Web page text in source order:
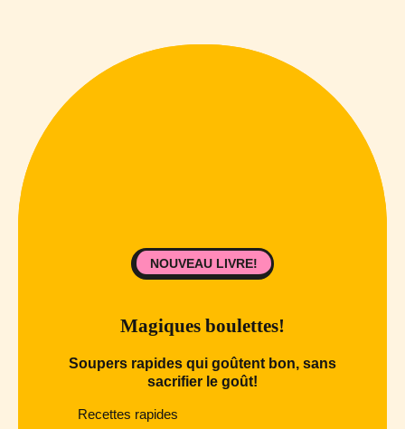
Magiques boulettes!
Soupers rapides qui goûtent bon, sans
sacrifier le goût!
Recettes rapides
NOUVEAU LIVRE!